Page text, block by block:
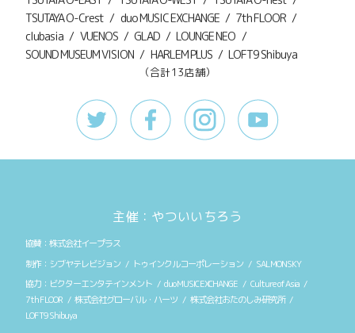
TSUTAYA O-Crest
duo MUSIC EXCHANGE
7th FLOOR
clubasia
VUENOS GLAD
LOUNGE NEO
SOUND MUSEUM VISION
HARLEM PLUS LOFT9 Shibuya
（合計13店舗）
主催：やついいちろう
株式会社イープラス
シブヤテレビジョン
トゥインクルコーポレーション
SALMONSKY
ビクターエンタテインメント
duo MUSIC EXCHANGE
Culture of Asia
7th FLOOR
株式会社グローバル・ハーツ
株式会社おたのしみ研究所
LOFT9 Shibuya